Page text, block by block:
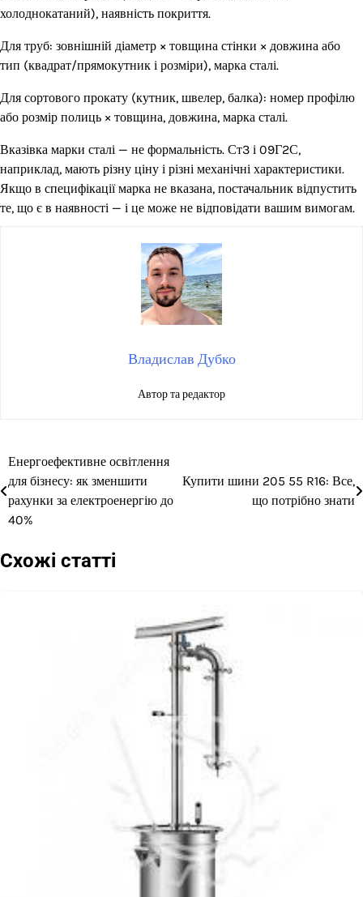
холоднокатаний), наявність покриття.
Для труб: зовнішній діаметр × товщина стінки × довжина або
тип (квадрат/прямокутник і розміри), марка сталі.
Для сортового прокату (кутник, швелер, балка): номер профілю
або розмір полиць × товщина, довжина, марка сталі.
Вказівка марки сталі — не формальність. Ст3 і 09Г2С,
наприклад, мають різну ціну і різні механічні характеристики.
Якщо в специфікації марка не вказана, постачальник відпустить
те, що є в наявності — і це може не відповідати вашим вимогам.
Владислав Дубко
Автор та редактор
Навігація
записів
Енергоефективне освітлення
для бізнесу: як зменшити
рахунки за електроенергію до
40%
Купити шини 205 55 R16: Все,
що потрібно знати
Схожі статті